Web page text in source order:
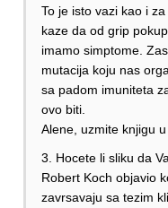
To je isto vazi kao i
kaze da od grip
imamo simptome.
mutacija koju nas
sa padom imuniteta
ovo biti.
Alene, uzmite knjigu
3. Hocete li sliku da
Robert Koch objavio
zavrsavaju sa tezim